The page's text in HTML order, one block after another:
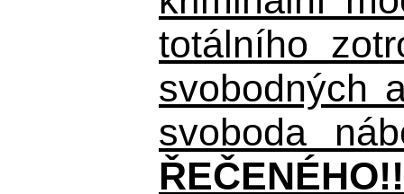
totálního
svobodných
svoboda